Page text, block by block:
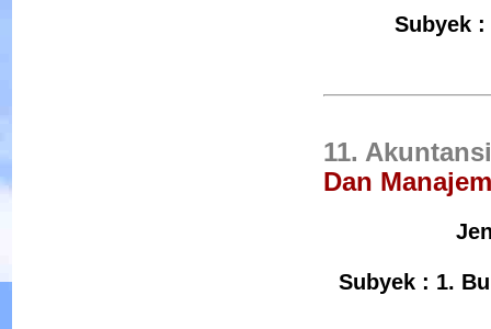
Subyek
11.
Dan
Subyek : 1.